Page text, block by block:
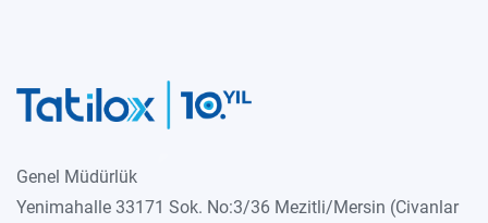
Genel Müdürlük
Yenimahalle 33171 Sok. No:3/36 Mezitli/Mersin (Civanlar